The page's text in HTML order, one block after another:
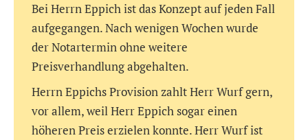
Bei Herrn Eppich ist das Konzept auf jeden Fall
aufgegangen. Nach wenigen Wochen wurde
der Notartermin ohne weitere
Preisverhandlung abgehalten.
Herrn Eppichs Provision zahlt Herr Wurf gern,
vor allem, weil Herr Eppich sogar einen
höheren Preis erzielen konnte. Herr Wurf ist